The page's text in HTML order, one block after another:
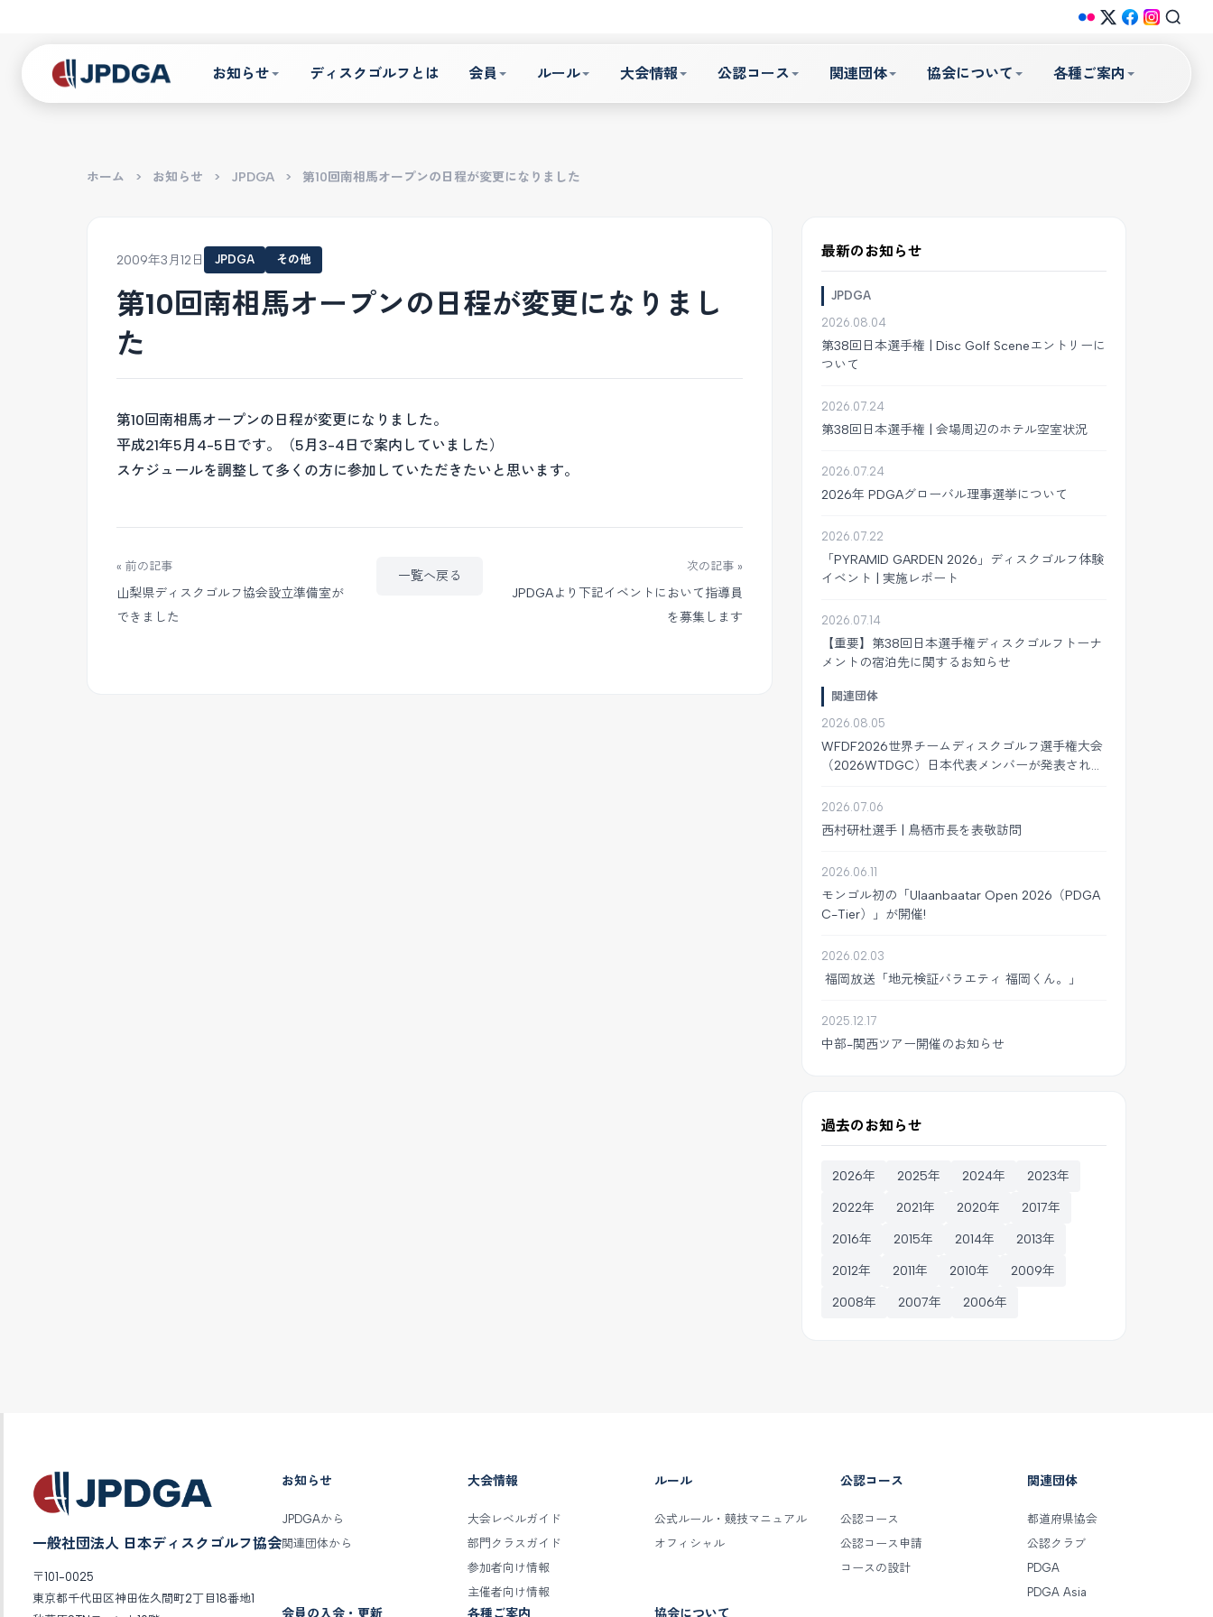
お知らせ ディスクゴルフとは 会員 ルール 大会情報 公認コース 関連団体 協会について 各種ご案内
ホーム > お知らせ > JPDGA > 第10回南相馬オープンの日程が変更になりました
2009年3月12日 JPDGA その他
第10回南相馬オープンの日程が変更になりまし
た
第10回南相馬オープンの日程が変更になりました。
平成21年5月4-5日です。（5月3-4日で案内していました）
スケジュールを調整して多くの方に参加していただきたいと思います。
« 前の記事
山梨県ディスクゴルフ協会設立準備室が
できました
一覧へ戻る
次の記事 »
JPDGAより下記イベントにおいて指導員
を募集します
最新のお知らせ
JPDGA
2026.08.04
第38回日本選手権 | Disc Golf Sceneエントリーに
ついて
2026.07.24
第38回日本選手権 | 会場周辺のホテル空室状況
2026.07.24
2026年 PDGAグローバル理事選挙について
2026.07.22
「PYRAMID GARDEN 2026」ディスクゴルフ体験
イベント | 実施レポート
2026.07.14
【重要】第38回日本選手権ディスクゴルフトーナ
メントの宿泊先に関するお知らせ
関連団体
2026.08.05
WFDF2026世界チームディスクゴルフ選手権大会
（2026WTDGC）日本代表メンバーが発表されま
2026.07.06
西村研杜選手 | 鳥栖市長を表敬訪問
2026.06.11
モンゴル初の「Ulaanbaatar Open 2026（PDGA
C-Tier）」が開催!
2026.02.03
福岡放送「地元検証バラエティ 福岡くん。」
2025.12.17
中部-関西ツアー開催のお知らせ
過去のお知らせ
2026年 2025年 2024年 2023年
2022年 2021年 2020年 2017年
2016年 2015年 2014年 2013年
2012年 2011年 2010年 2009年
2008年 2007年 2006年
一般社団法人 日本ディスクゴルフ協会
〒101-0025
東京都千代田区神田佐久間町2丁目18番地1
お知らせ
JPDGAから
関連団体から
大会情報
大会レベルガイド
部門クラスガイド
参加者向け情報
主催者向け情報
ルール
公式ルール・競技マニュアル
オフィシャル
公認コース
公認コース
公認コース申請
コースの設計
関連団体
都道府県協会
公認クラブ
PDGA
PDGA Asia
会員の入会・更新 各種ご案内 協会について